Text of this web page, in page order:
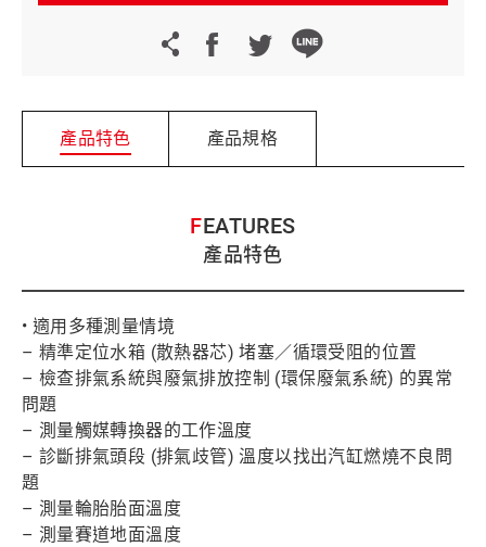
產品特色 產品規格
FEATURES
產品特色
• 適用多種測量情境
– 精準定位水箱 (散熱器芯) 堵塞／循環受阻的位置
– 檢查排氣系統與廢氣排放控制 (環保廢氣系統) 的異常
問題
– 測量觸媒轉換器的工作溫度
– 診斷排氣頭段 (排氣歧管) 溫度以找出汽缸燃燒不良問
題
– 測量輪胎胎面溫度
– 測量賽道地面溫度